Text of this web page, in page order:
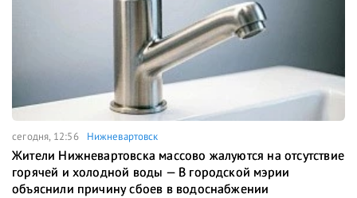
сегодня, 12:56 Нижневартовск
Жители Нижневартовска массово жалуются на отсутствие
горячей и холодной воды — В городской мэрии
объяснили причину сбоев в водоснабжении